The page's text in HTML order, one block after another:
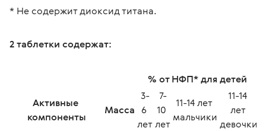
* Не содержит диоксид титана.
2 таблетки содержат:
% от НФП* для детей
Активные
компоненты
Масса
3-
6
лет
7-
10
лет
11-14 лет
мальчики
11-14
лет
девочки